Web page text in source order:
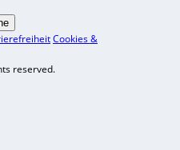
Cookies &
reserved.